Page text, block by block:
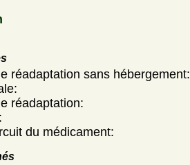
réadaptation sans hébergement:
réadaptation:
du médicament: